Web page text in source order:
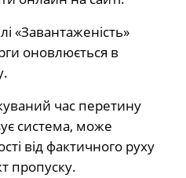
«Завантаженість»
оновлюється в
час перетину
система, може
від фактичного руху
пропуску.